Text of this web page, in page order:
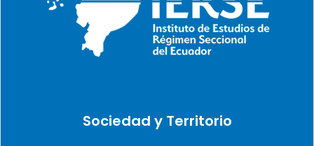
Sociedad y Territorio